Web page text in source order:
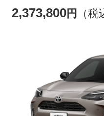
2,373,800円 （税